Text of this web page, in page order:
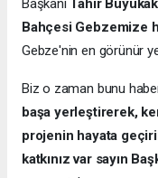
Başkanı Tahir
Bahçesi Gebzemize
Gebze'nin en görünür
Biz o zaman bunu
başa yerleştirerek,
projenin hayata
katkınız var sayın